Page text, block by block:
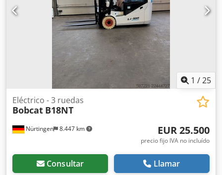
1 /25
Nürtingen 8.447 km
Eléctrico - 3 ruedas
Bobcat B18NT
EUR 25.500
precio fijo IVA no incluído
Consultar Llamar